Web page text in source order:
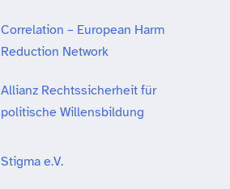
Correlation – European Harm
Reduction Network
Allianz Rechtssicherheit für
politische Willensbildung
Stigma e.V.